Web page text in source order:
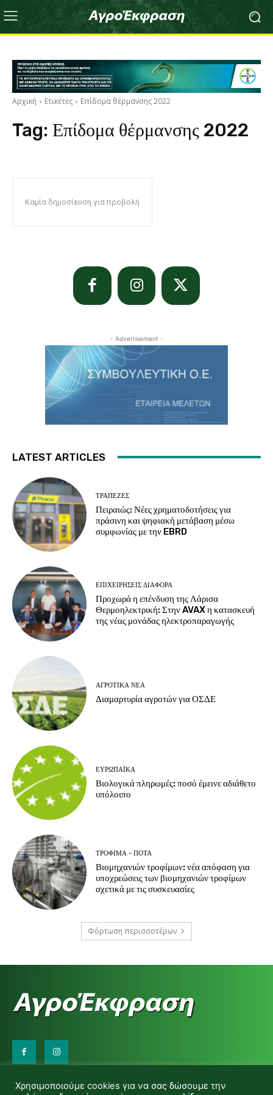
Αρχική Ετικέτες Επίδομα θέρμανσης 2022
Tag: Επίδομα θέρμανσης 2022
Καμία δημοσίευση για προβολή
- Advertisement -
LATEST ARTICLES
ΤΡΆΠΕΖΕΣ
Πειραιώς: Νέες χρηματοδοτήσεις για
πράσινη και ψηφιακή μετάβαση μέσω
συμφωνίας με την EBRD
ΕΠΙΧΕΙΡΉΣΕΙΣ ΔΙΆΦΟΡΑ
Προχωρά η επένδυση της Λάρισα
Θερμοηλεκτρική: Στην AVAX η κατασκευή
της νέας μονάδας ηλεκτροπαραγωγής
ΑΓΡΟΤΙΚΆ ΝΈΑ
Διαμαρτυρία αγροτών για ΟΣΔΕ
ΕΥΡΩΠΑΪΚΆ
Βιολογικά πληρωμές: ποσό έμεινε αδιάθετο
υπόλοιπο
ΤΡΌΦΙΜΑ - ΠΟΤΆ
Βιομηχανιών τροφίμων: νέα απόφαση για
υποχρεώσεις των βιομηχανιών τροφίμων
σχετικά με τις συσκευασίες
Φόρτωση περισσοτέρων
d.makas@yahoo.gr
Χρησιμοποιούμε cookies για να σας δώσουμε την